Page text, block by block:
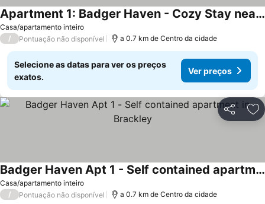
Casa/apartamento inteiro
Apartment 1: Badger Haven - Cozy Stay near Town Centre
/ Pontuação não disponível a 0.7 km de Centro da cidade
Selecione as datas para ver os preços
exatos.
Ver preços
Partilhar
Casa/apartamento inteiro
Badger Haven Apt 1 - Self contained apartment in Brackley
/ Pontuação não disponível a 0.7 km de Centro da cidade